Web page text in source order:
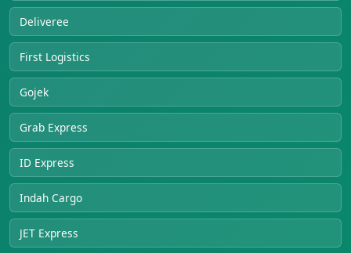
Deliveree
First Logistics
Gojek
Grab Express
ID Express
Indah Cargo
JET Express